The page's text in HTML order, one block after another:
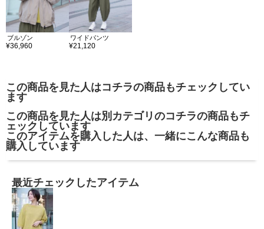
ブルゾン
¥36,960
ワイドパンツ
¥21,120
この商品を見た人はコチラの商品もチェックしてい
ます
この商品を見た人は別カテゴリのコチラの商品もチ
ェックしています
このアイテムを購入した人は、一緒にこんな商品も
購入しています
最近チェックしたアイテム